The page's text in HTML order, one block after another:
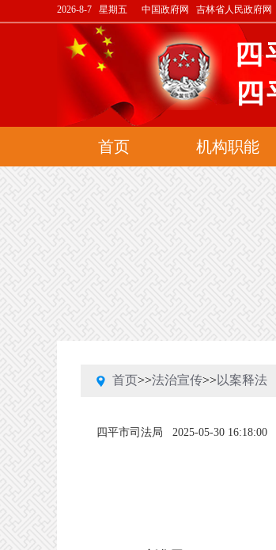
2026-8-7 星期五 中国政府网 吉林省人民政府网
首页 机构职能
首页>>法治宣传>>以案释法
四平市司法局 2025-05-30 16:18:00